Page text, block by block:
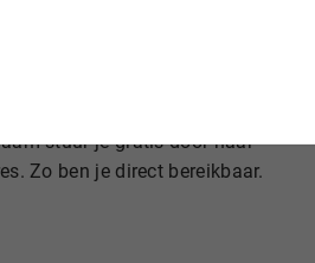
stuur je gratis door naar
Zo ben je direct bereikbaar.